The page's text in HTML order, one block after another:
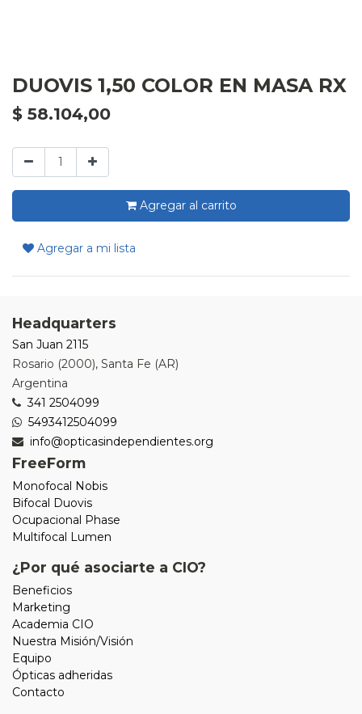
DUOVIS 1,50 COLOR EN MASA RX
$ 58.104,00
Agregar al carrito
Agregar a mi lista
Headquarters
San Juan 2115
Rosario (2000), Santa Fe (AR)
Argentina
341 2504099
5493412504099
info@opticasindependientes.org
FreeForm
Monofocal Nobis
Bifocal Duovis
Ocupacional Phase
Multifocal Lumen
¿Por qué asociarte a CIO?
Beneficios
Marketing
Academia CIO
Nuestra Misión/Visión
Equipo
Ópticas adheridas
Contacto